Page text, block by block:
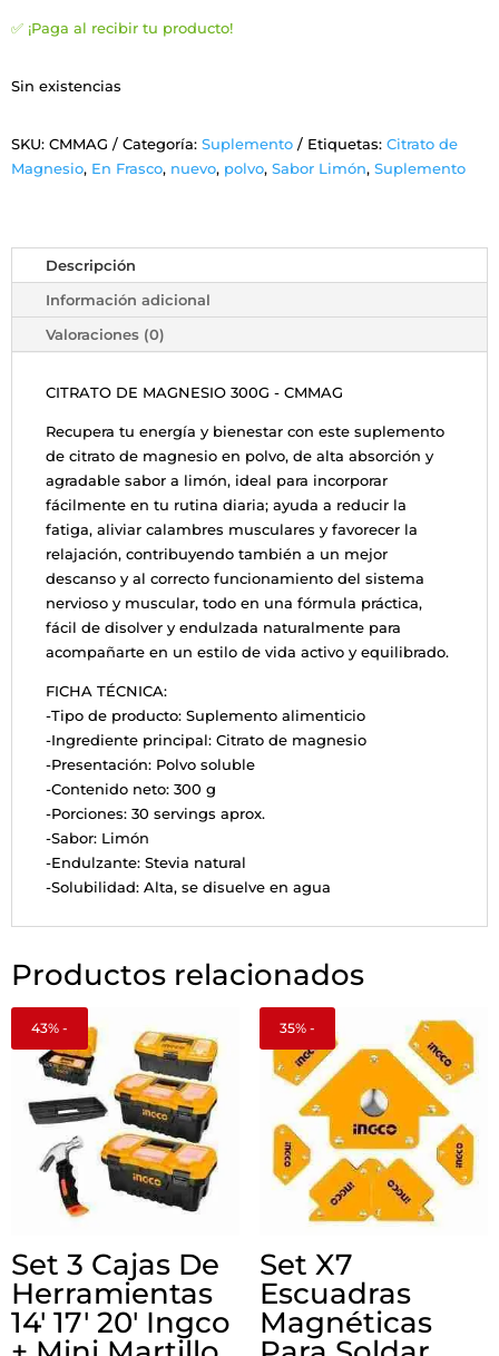
S/79.90.
✅ ¡Paga al recibir tu producto!
Sin existencias
SKU: CMMAG Categoría: Suplemento Etiquetas: Citrato de
Magnesio, En Frasco, nuevo, polvo, Sabor Limón, Suplemento
Descripción
Información adicional
Valoraciones (0)
CITRATO DE MAGNESIO 300G - CMMAG
Recupera tu energía y bienestar con este suplemento
de citrato de magnesio en polvo, de alta absorción y
agradable sabor a limón, ideal para incorporar
fácilmente en tu rutina diaria; ayuda a reducir la
fatiga, aliviar calambres musculares y favorecer la
relajación, contribuyendo también a un mejor
descanso y al correcto funcionamiento del sistema
nervioso y muscular, todo en una fórmula práctica,
fácil de disolver y endulzada naturalmente para
acompañarte en un estilo de vida activo y equilibrado.
FICHA TÉCNICA:
-Tipo de producto: Suplemento alimenticio
-Ingrediente principal: Citrato de magnesio
-Presentación: Polvo soluble
-Contenido neto: 300 g
-Porciones: 30 servings aprox.
-Sabor: Limón
-Endulzante: Stevia natural
-Solubilidad: Alta, se disuelve en agua
Productos relacionados
43% -
Set 3 Cajas De
Herramientas
14′ 17′ 20′ Ingco
35% -
Set X7
Escuadras
Magnéticas